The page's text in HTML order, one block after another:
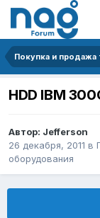
HDD IBM
Автор: Jefferson
26 декабря, 2011 в
оборудования